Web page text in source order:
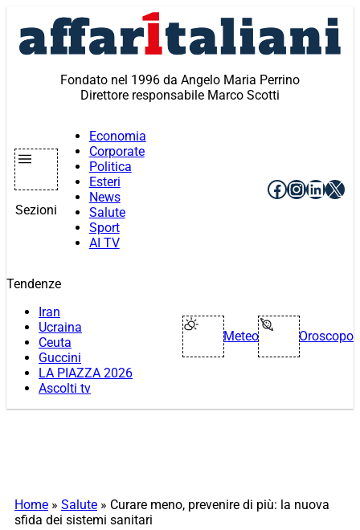
contenuto
Fondato nel 1996 da Angelo Maria Perrino
Direttore responsabile Marco Scotti
Sezioni
Economia
Corporate
Politica
Esteri
News
Salute
Sport
AI TV
Facebook
X
Tendenze
Iran
Ucraina
Ceuta
Guccini
LA PIAZZA 2026
Ascolti tv
Meteo Oroscopo
Home » Salute » Curare meno, prevenire di più: la nuova
sfida dei sistemi sanitari